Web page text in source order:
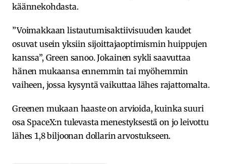
käännekohdasta.
”Voimakkaan listautumisaktiivisuuden kaudet
osuvat usein yksiin sijoittajaoptimismin huippujen
kanssa”, Green sanoo. Jokainen sykli saavuttaa
hänen mukaansa ennemmin tai myöhemmin
vaiheen, jossa kysyntä vaikuttaa lähes rajattomalta.
Greenen mukaan haaste on arvioida, kuinka suuri
osa SpaceX:n tulevasta menestyksestä on jo leivottu
lähes 1,8 biljoonan dollarin arvostukseen.